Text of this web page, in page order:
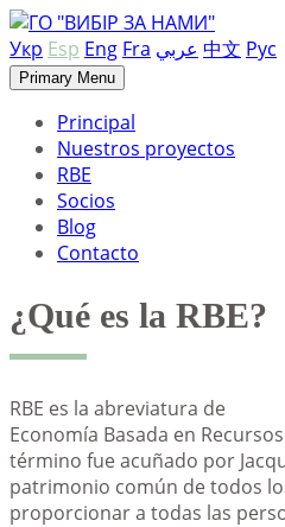
Skip
to
content
Укр Esp Eng Fra عربي 中文 Рус
Primary Menu
Principal
Nuestros proyectos
RBE
Socios
Blog
Contacto
¿Qué es la RBE?
RBE es la abreviatura de
Economía Basada en
término fue acuñado por
patrimonio común de todos
proporcionar a todas las